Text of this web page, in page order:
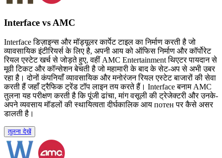
Interface vs AMC
Interface डिज़ाइन्स और मॉड्यूलर कार्पेट टाइल का निर्माण करती है जो
व्यावसायिक इंटीरियर्स के लिए है, अपनी आय को ऑफिस निर्माण और कॉर्पोरेट
रियल एस्टेट खर्च से जोड़ते हुए, वहीं AMC Entertainment थिएटर पायदान से
मूवी टिकट और कॉन्सेशन बेचती है जो महामारी के बाद के सेट-अप से अभी उबर
रहा है। दोनों कंपनियाँ व्यावसायिक और मनोरंजन रियल एस्टेट बाजारों की सेवा
करती हैं जहाँ ट्रैफिक ट्रेंड टॉप लाइन तय करते हैं। Interface बनाम AMC
तुलना यह परीक्षण करती है कि पूंजी ढांचा, मांग वसूली की ट्रेजेक्टरी और उनके-
अपने व्यवसाय मॉडलों की स्थायित्वता दीर्घकालिक आय потен पर कैसे असर
डालती है।
तुलना देखें